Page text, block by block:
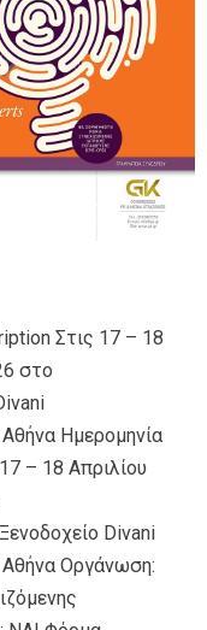
Στις 17 – 18
στο
Ημερομηνία
– 18 Απριλίου
Divani
Οργάνωση: